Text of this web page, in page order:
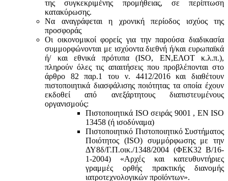
της συγκεκριμένης προμήθειας, σε περίπτωση
κατακύρωσης.
Να αναγράφεται η χρονική περίοδος ισχύος της
προσφοράς
Οι οικονομικοί φορείς για την παρούσα διαδικασία
συμμορφώνονται με ισχύοντα διεθνή ή/και ευρωπαϊκά
ή/ και εθνικά πρότυπα (ISO, ΕΝ,ΕΛΟΤ κ.λ.π.),
πληρούν όλες τις απαιτήσεις που προβλέπονται στο
άρθρο 82 παρ.1 του ν. 4412/2016 και διαθέτουν
πιστοποιητικά διασφάλισης ποιότητας τα οποία έχουν
εκδοθεί από ανεξάρτητους διαπιστευμένους
οργανισμούς:
Πιστοποιητικά ISO σειράς 9001 , ΕΝ ISO
13458 (ή ισοδύναμα)
Πιστοποιητικό Πιστοποιητικό Συστήματος
Ποιότητος (ISO) συμμόρφωσης με την
ΔΥ8δ/Γ.Π.οικ./1348/2004 (ΦΕΚ32 Β/16-
1-2004) «Αρχές και κατευθυντήριες
γραμμές ορθής πρακτικής διανομής
ιατροτεχνολογικών προϊόντων».